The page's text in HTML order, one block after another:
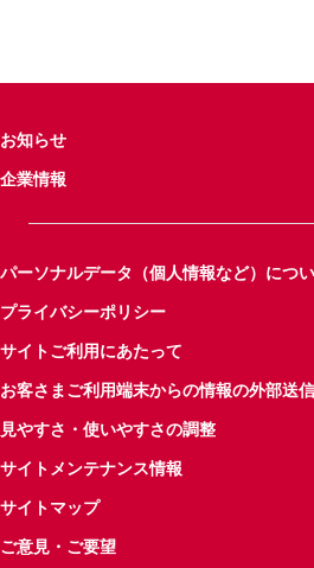
お知らせ
企業情報
パーソナルデータ（個人情報など）につ
プライバシーポリシー
サイトご利用にあたって
お客さまご利用端末からの情報の外部送
見やすさ・使いやすさの調整
サイトメンテナンス情報
サイトマップ
ご意見・ご要望